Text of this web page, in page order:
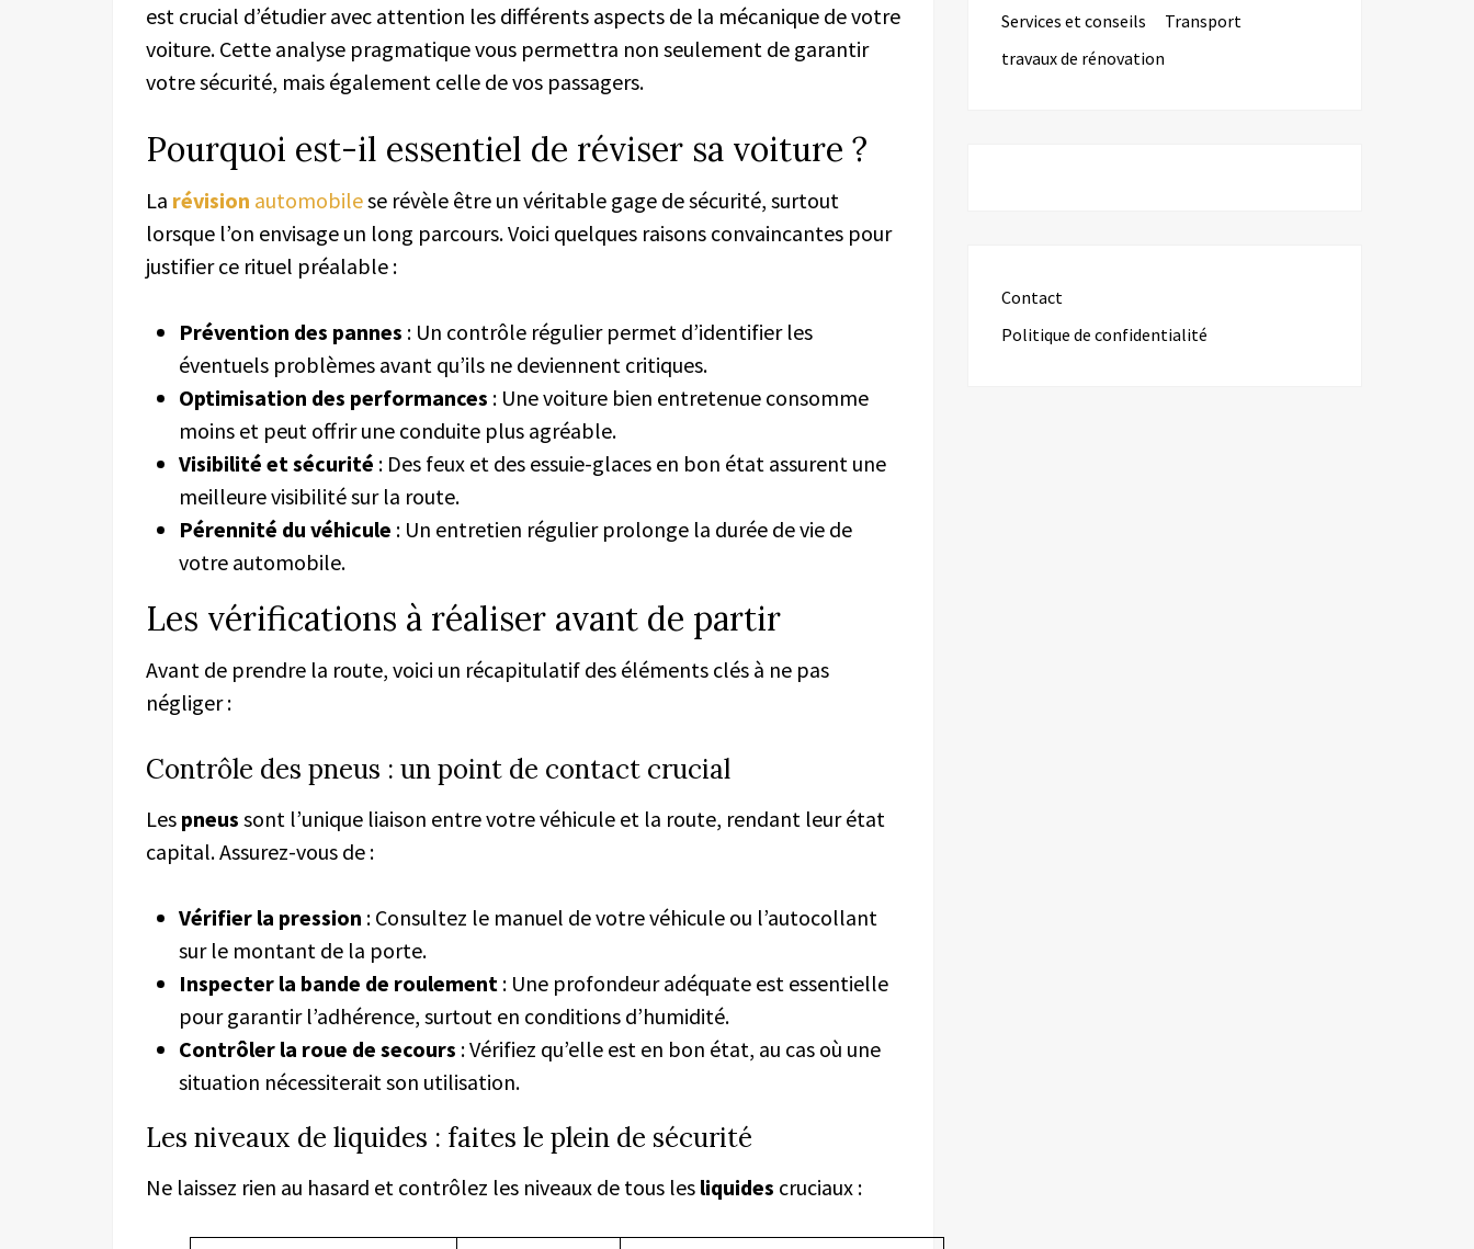
est crucial d’étudier avec attention les différents aspects de la mécanique de votre
voiture. Cette analyse pragmatique vous permettra non seulement de garantir
votre sécurité, mais également celle de vos passagers.
Pourquoi est-il essentiel de réviser sa voiture ?
La révision automobilese révèle être un véritable gage de sécurité, surtout
lorsque l’on envisage un long parcours. Voici quelques raisons convaincantes pour
justifier ce rituel préalable :
Prévention des pannes : Un contrôle régulier permet d’identifier les
éventuels problèmes avant qu’ils ne deviennent critiques.
Optimisation des performances : Une voiture bien entretenue consomme
moins et peut offrir une conduite plus agréable.
Visibilité et sécurité : Des feux et des essuie-glaces en bon état assurent une
meilleure visibilité sur la route.
Pérennité du véhicule : Un entretien régulier prolonge la durée de vie de
votre automobile.
Les vérifications à réaliser avant de partir
Avant de prendre la route, voici un récapitulatif des éléments clés à ne pas
négliger :
Contrôle des pneus : un point de contact crucial
Les pneus sont l’unique liaison entre votre véhicule et la route, rendant leur état
capital. Assurez-vous de :
Vérifier la pression : Consultez le manuel de votre véhicule ou l’autocollant
sur le montant de la porte.
Inspecter la bande de roulement : Une profondeur adéquate est essentielle
pour garantir l’adhérence, surtout en conditions d’humidité.
Contrôler la roue de secours : Vérifiez qu’elle est en bon état, au cas où une
situation nécessiterait son utilisation.
Les niveaux de liquides : faites le plein de sécurité
Ne laissez rien au hasard et contrôlez les niveaux de tous les liquides cruciaux :
Services et conseils
Transport
travaux de rénovation
Contact
Politique de confidentialité